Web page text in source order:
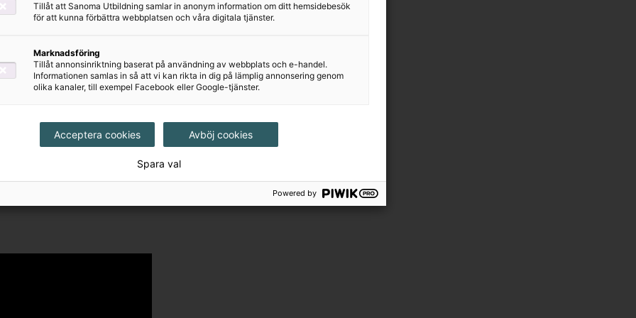
på olika sätt.
kopplade till varje
av olika slag och
även ljudfiler till
Tillåt att Sanoma Utbildning samlar in anonym information om ditt hemsidebesök
för att kunna förbättra webbplatsen och våra digitala tjänster.
Marknadsföring
Tillåt annonsinriktning baserat på användning av webbplats och e-handel.
Informationen samlas in så att vi kan rikta in dig på lämplig annonsering genom
olika kanaler, till exempel Facebook eller Google-tjänster.
Acceptera cookies Avböj cookies
Spara val
Powered by